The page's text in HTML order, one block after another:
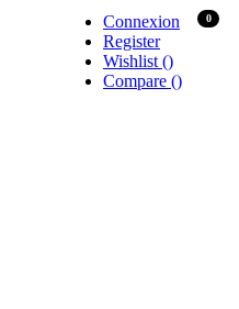
Connexion
Register
Wishlist ()
Compare ()
0